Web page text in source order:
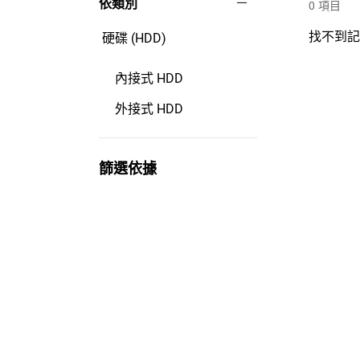
依類別
硬碟 (HDD)
內接式 HDD
外接式 HDD
篩選依據
0 項目
找不到